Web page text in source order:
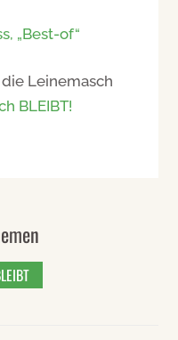
„Best-of“
Leinemasch
BLEIBT!